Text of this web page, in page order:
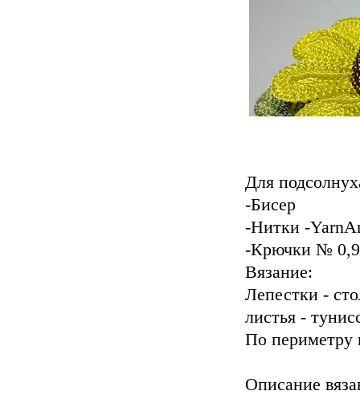
Для
-Бисер
-Нитки -
-Крючки № 0,9
Вязание:
Лепестки -
листья -
По периметру
Описание